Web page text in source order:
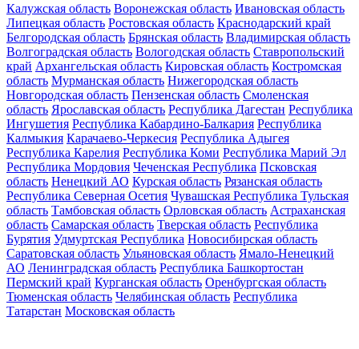
Калужская область Воронежская область Ивановская область
Липецкая область Ростовская область Краснодарский край
Белгородская область Брянская область Владимирская область
Волгоградская область Вологодская область Ставропольский
край Архангельская область Кировская область Костромская
область Мурманская область Нижегородская область
Новгородская область Пензенская область Смоленская
область Ярославская область Республика Дагестан Республика
Ингушетия Республика Кабардино-Балкария Республика
Калмыкия Карачаево-Черкесия Республика Адыгея
Республика Карелия Республика Коми Республика Марий Эл
Республика Мордовия Чеченская Республика Псковская
область Ненецкий АО Курская область Рязанская область
Республика Северная Осетия Чувашская Республика Тульская
область Тамбовская область Орловская область Астраханская
область Самарская область Тверская область Республика
Бурятия Удмуртская Республика Новосибирская область
Саратовская область Ульяновская область Ямало-Ненецкий
АО Ленинградская область Республика Башкортостан
Пермский край Курганская область Оренбургская область
Тюменская область Челябинская область Республика
Татарстан Московская область